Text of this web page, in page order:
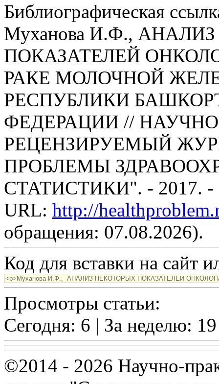
Библиографическая
Муханова И.Ф.,
ПОКАЗАТЕЛЕЙ
РАКЕ МОЛОЧНОЙ
РЕСПУБЛИКИ
ФЕДЕРАЦИИ //
РЕЦЕНЗИРУЕМЫЙ
ПРОБЛЕМЫ
СТАТИСТИКИ". - 2017.
URL: http://
обращения: 07.08.2026).
Код для вставки на сайт
Просмотры статьи:
Сегодня: 6 | За неделю:
©2014 - 2026 Научно-